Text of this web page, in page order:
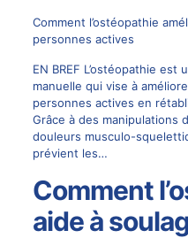
Comment l’ostéopathie
personnes actives
EN BREF L’ostéopathie
manuelle qui vise à
personnes actives en
Grâce à des manipulations
douleurs musculo-
prévient les…
Comment
aide à